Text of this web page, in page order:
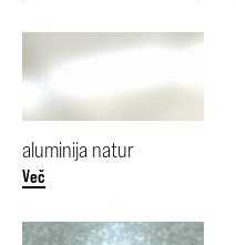
aluminija natur
Več